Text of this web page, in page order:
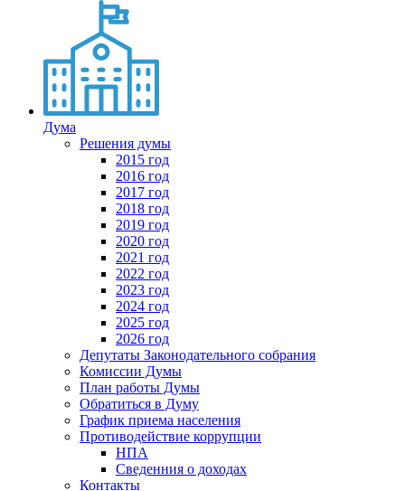
Дума
Решения думы
2015 год
2016 год
2017 год
2018 год
2019 год
2020 год
2021 год
2022 год
2023 год
2024 год
2025 год
2026 год
Депутаты Законодательного собрания
Комиссии Думы
План работы Думы
Обратиться в Думу
График приема населения
Противодействие коррупции
НПА
Сведенния о доходах
Контакты